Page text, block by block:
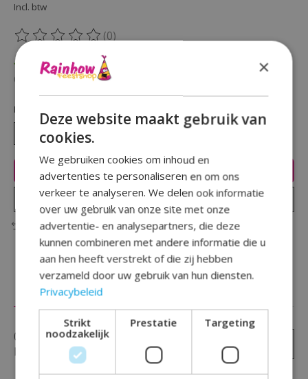
Incl. btw
De beoordeling van dit product is0van de 5
(0)
Op voorraad
Beschikbaarheid in de winkel controleren
Hoeveelheid:
Toevoegen aan winkelwagen
Plaats bestelling
Toevoegen om te vergelijken
Reviews (0)
0 sterren op basis van
beoordelingen
Je beoordeling toevoegen
×
Deze website maakt gebruik van
cookies.
We gebruiken cookies om inhoud en
advertenties te personaliseren en om ons
verkeer te analyseren. We delen ook informatie
over uw gebruik van onze site met onze
advertentie- en analysepartners, die deze
kunnen combineren met andere informatie die u
aan hen heeft verstrekt of die zij hebben
verzameld door uw gebruik van hun diensten.
Privacybeleid
Strikt
noodzakelijk
Prestatie Targeting